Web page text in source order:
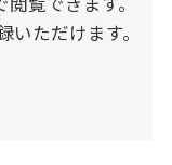
ただけます。